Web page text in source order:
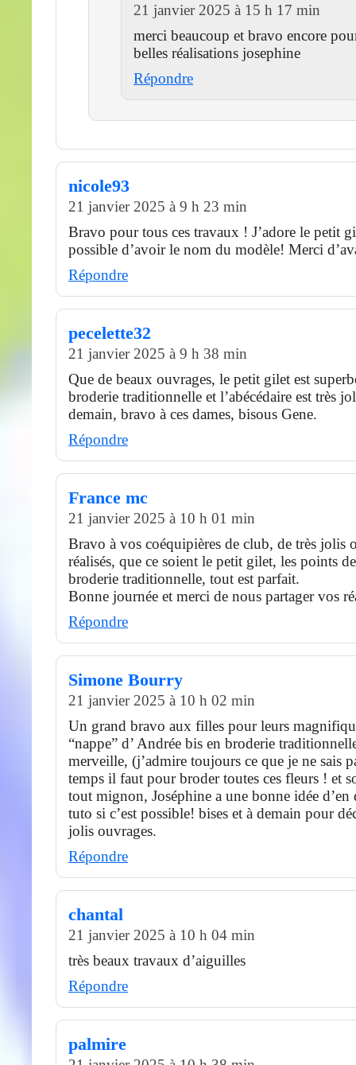
21 janvier 2025 à 15 h 17 min
merci beaucoup et bravo encore
belles réalisations josephine
Répondre
nicole93
21 janvier 2025 à 9 h 23 min
Bravo pour tous ces travaux ! J’adore le petit
possible d’avoir le nom du modèle! Merci
Répondre
pecelette32
21 janvier 2025 à 9 h 38 min
Que de beaux ouvrages, le petit gilet est
broderie traditionnelle et l’abécédaire est très
demain, bravo à ces dames, bisous Gene.
Répondre
France mc
21 janvier 2025 à 10 h 01 min
Bravo à vos coéquipières de club, de très jolis
réalisés, que ce soient le petit gilet, les points
broderie traditionnelle, tout est parfait.
Bonne journée et merci de nous partager vos
Répondre
Simone Bourry
21 janvier 2025 à 10 h 02 min
Un grand bravo aux filles pour leurs
“nappe” d’ Andrée bis en broderie
merveille, (j’admire toujours ce que je ne sais
temps il faut pour broder toutes ces fleurs ! et
tout mignon, Joséphine a une bonne idée d’en
tuto si c’est possible! bises et à demain pour
jolis ouvrages.
Répondre
chantal
21 janvier 2025 à 10 h 04 min
très beaux travaux d’aiguilles
Répondre
palmire